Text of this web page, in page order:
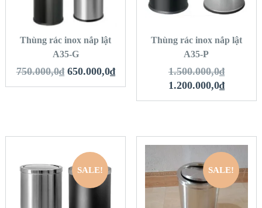
HÀNG
Thùng rác inox nắp lật
A35-G
750.000,0₫ 650.000,0₫
THÊM VÀO GIỎ
HÀNG
Thùng rác inox nắp lật
A35-P
1.500.000,0₫
1.200.000,0₫
SALE!
QUICK LOOK
SALE!
QUICK LOOK